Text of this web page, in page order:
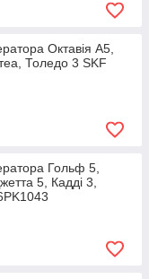
Октавія А5,
Толедо 3 SKF
Гольф 5,
5, Кадді 3,